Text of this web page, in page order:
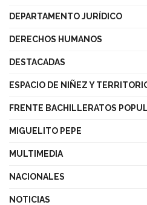
DEPARTAMENTO JURÍDICO
DERECHOS HUMANOS
DESTACADAS
ESPACIO DE NIÑEZ Y
FRENTE BACHILLERATOS
MIGUELITO PEPE
MULTIMEDIA
NACIONALES
NOTICIAS